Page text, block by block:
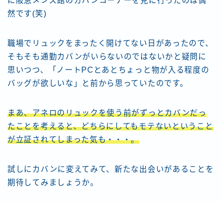
然です(笑)
職場でリュックをまったく開けてない日があったので、
そもそも通勤カバンがいらないのではないかと疑問に
思いつつ、「ノートPCとあとちょっと物が入る程度の
バッグが欲しいな」と前から思っていたのです。
まあ、アネロのリュックを使う前がずっとカバンだっ
たことを考えると、どちらにしてもモテないということ
が立証されてしまった気も・・・。
試しにカバンに変えてみて、新たな出会いがあることを
期待してみましょうか。